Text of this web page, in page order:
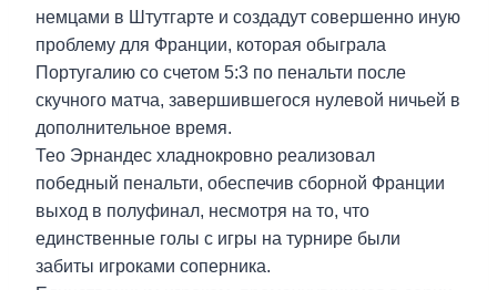
немцами в Штутгарте и создадут совершенно иную
проблему для Франции, которая обыграла
Португалию со счетом 5:3 по пенальти после
скучного матча, завершившегося нулевой ничьей в
дополнительное время.
Тео Эрнандес хладнокровно реализовал
победный пенальти, обеспечив сборной Франции
выход в полуфинал, несмотря на то, что
единственные голы с игры на турнире были
забиты игроками соперника.